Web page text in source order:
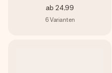
ab 24,99
6Varianten